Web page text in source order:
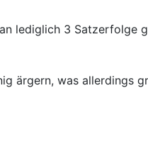
lediglich 3 Satzerfolge
ärgern, was allerdings